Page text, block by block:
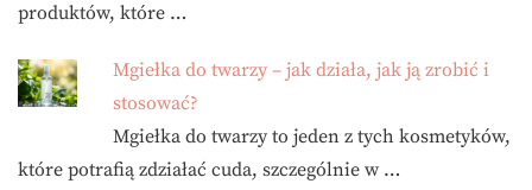
produktów, które …
Mgiełka do twarzy – jak działa, jak ją zrobić i
stosować?
Mgiełka do twarzy to jeden z tych kosmetyków,
które potrafią zdziałać cuda, szczególnie w …